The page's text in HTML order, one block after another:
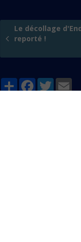
Le décollage
reporté !
PartagerFacebook
Twitter